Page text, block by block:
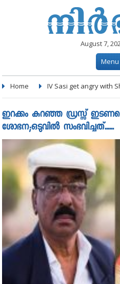
August 7,
Menu
Home IV Sasi get angry with
ഇറക്കം കുറഞ്ഞ ഡ്രസ്സ്
ശോഭന;ഒടുവിൽ സംഭവിച്ചത്......